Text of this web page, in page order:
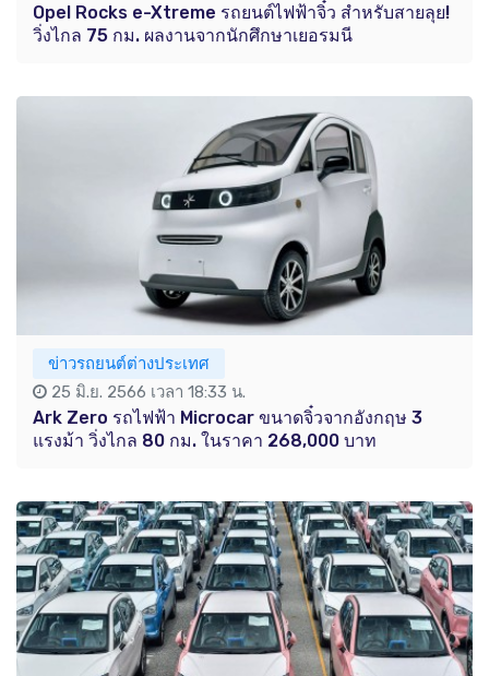
Opel Rocks e-Xtreme รถยนต์ไฟฟ้าจิ๋ว สำหรับสายลุย!
วิ่งไกล 75 กม. ผลงานจากนักศึกษาเยอรมนี
ข่าวรถยนต์ต่างประเทศ
25 มิ.ย. 2566 เวลา 18:33 น.
Ark Zero รถไฟฟ้า Microcar ขนาดจิ๋วจากอังกฤษ 3
แรงม้า วิ่งไกล 80 กม. ในราคา 268,000 บาท